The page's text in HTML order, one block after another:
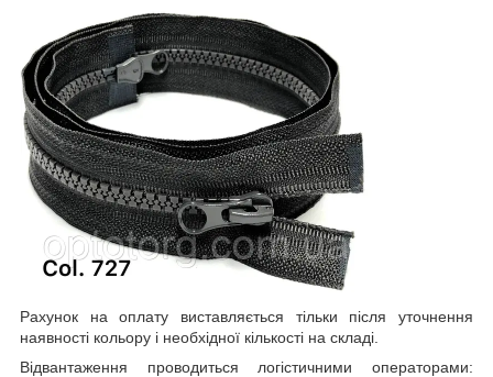
Рахунок на оплату виставляється тільки після уточнення
наявності кольору і необхідної кількості на складі.
Відвантаження проводиться логістичними операторами: